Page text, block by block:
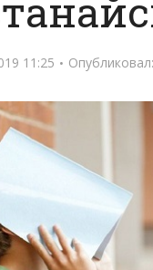
11:25 Опубликовал: